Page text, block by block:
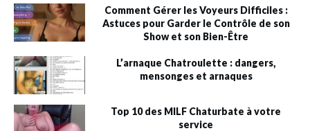
Comment Gérer les Voyeurs Difficiles :
Astuces pour Garder le Contrôle de son
Show et son Bien-Être
L’arnaque Chatroulette : dangers,
mensonges et arnaques
Top 10 des MILF Chaturbate à votre
service